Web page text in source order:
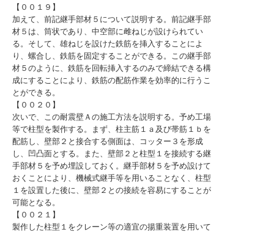
【００１９】
加えて、前記継手部材５について説明する。前記継手部
材５は、筒状であり、中空部に雌ねじが設けられてい
る。そして、雄ねじを設けた鉄筋を挿入することによ
り、螺合し、鉄筋を固定することができる。この継手部
材５のように、鉄筋を回転挿入するのみで締結できる構
成にすることにより、鉄筋の配筋作業を効率的に行うこ
とができる。
【００２０】
次いで、この耐震壁Ａの施工方法を説明する。予め工場
等で柱型を製作する。まず、柱主筋１ａ及び帯筋１ｂを
配筋し、壁部２と接合する側面は、コッター３を形成
し、凹凸面とする。また、壁部２と柱型１を接続する継
手部材５を予め埋設しておく。継手部材５を予め設けて
おくことにより、機械式継手等を用いることなく、柱型
１を設置した後に、壁部２との接続を容易にすることが
可能となる。
【００２１】
製作した柱型１をクレーン等の適宜の揚重装置を用いて